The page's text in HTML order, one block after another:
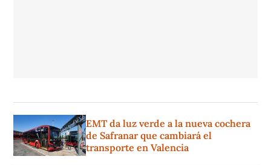
EMT da luz verde a la nueva cochera
de Safranar que cambiará el
transporte en Valencia